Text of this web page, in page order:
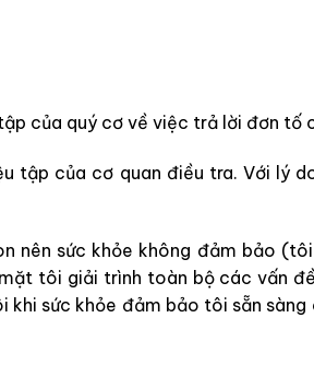
của quý cơ về việc trả lời đơn tố
tập của cơ quan điều tra. Với lý
nên sức khỏe không đảm bảo
tôi giải trình toàn bộ các vấn
khi sức khỏe đảm bảo tôi sẵn